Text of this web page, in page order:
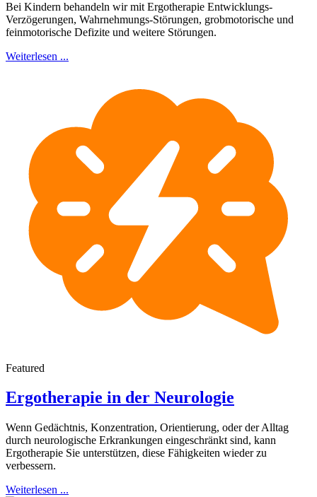
Bei Kindern behandeln wir mit Ergotherapie Entwicklungs-
Verzögerungen, Wahrnehmungs-Störungen, grobmotorische und
feinmotorische Defizite und weitere Störungen.
Weiterlesen ...
Featured
Ergotherapie in der Neurologie
Wenn Gedächtnis, Konzentration, Orientierung, oder der Alltag
durch neurologische Erkrankungen eingeschränkt sind, kann
Ergotherapie Sie unterstützen, diese Fähigkeiten wieder zu
verbessern.
Weiterlesen ...